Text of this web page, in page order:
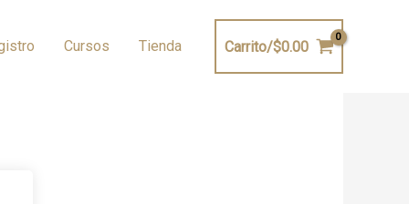
Cursos Tienda Carrito/$0.00